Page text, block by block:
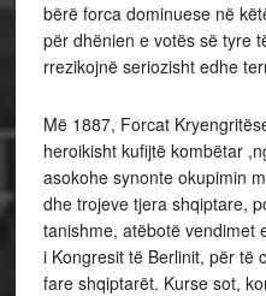
bërë forca dominuese në
për dhënien e votës së tyre
rrezikojnë seriozisht edhe
Më 1887, Forcat
heroikisht kufijtë kombëtar
asokohe synonte okupimin
dhe trojeve tjera shqiptare,
tanishme, atëbotë vendimet
i Kongresit të Berlinit, për të
fare shqiptarët. Kurse sot,